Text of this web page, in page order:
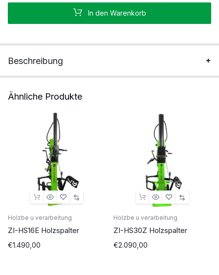
SSA
In den Warenkorb
Beschreibung
Ähnliche Produkte
Holzbe u verarbeitung
ZI-HS16E Holzspalter
€1.490,00
Holzbe u verarbeitung
ZI-HS30Z Holzspalter
€2.090,00